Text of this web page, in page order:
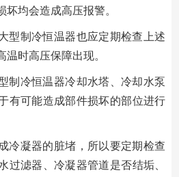
均会造成高压报警。
型制冷恒温器也应定期检查上述
时高压保障出现。
制冷恒温器冷却水塔、冷却水泵
有可能造成部件损坏的部位进行
冷凝器的脏堵，所以要定期检查
过滤器、冷凝器管道是否结垢、